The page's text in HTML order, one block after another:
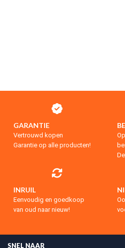
GARANTIE
Vertrouwd kopen
Garantie op alle producten!
INRUIL
Eenvoudig en goedkoop
van oud naar nieuw!
SNEL NAAR